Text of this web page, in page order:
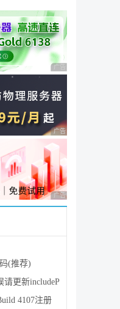
广告 商业广告，理性
广告 商业广告，理性
广告 商业广告，理性
(推荐)
请更新includeP
4107注册